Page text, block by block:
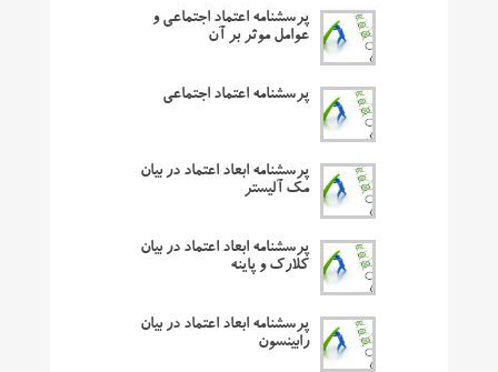
پرسشنامه اعتماد اجتماعی و
عوامل موثر بر آن
پرسشنامه اعتماد اجتماعی
پرسشنامه ابعاد اعتماد در بیان
مک آلیستر
پرسشنامه ابعاد اعتماد در بیان
کلارک و پاینه
پرسشنامه ابعاد اعتماد در بیان
رابینسون